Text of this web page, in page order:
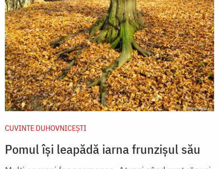
CUVINTE DUHOVNICEȘTI
Pomul îşi leapădă iarna frunzişul său